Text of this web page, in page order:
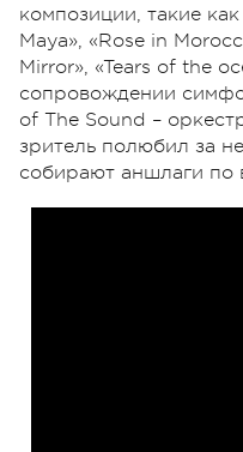
композиции, такие
Maya», «Rose in
Mirror», «Tears of the
сопровождении
of The Sound –
зритель полюбил за
собирают аншлаги по